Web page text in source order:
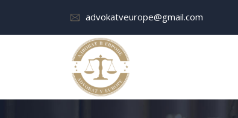
advokatveurope@gmail.com